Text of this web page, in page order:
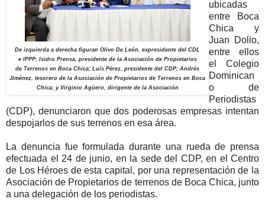
De izquierda a derecha figuran Olivo De León, expresidente del CDL
e IPPP; Isidro Prensa, presidente de la Asociación de Propietarios
de Terrenos en Boca Chica; Luís Pérez, presidente del CDP; Andrés
Jiménez, tesorero de la Asociación de Propietarios de Terrenos en Boca
Chica; y Virginio Agüero, dirigente de la Asociación
ubicadas
entre Boca
Chica y
Juan Dolio,
entre ellos
el Colegio
Dominican
o de
Periodistas
(CDP), denunciaron que dos poderosas empresas intentan
despojarlos de sus terrenos en esa área.
La denuncia fue formulada durante una rueda de prensa
efectuada el 24 de junio, en la sede del CDP, en el Centro
de Los Héroes de esta capital, por una representación de la
Asociación de Propietarios de terrenos de Boca Chica, junto
a una delegación de los periodistas.